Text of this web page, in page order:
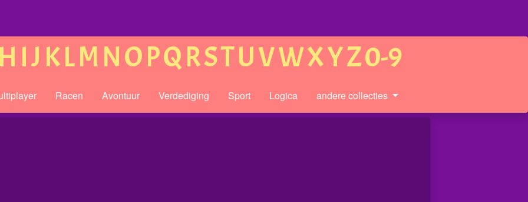
IJ KLMNOPQRSTUVWXYZ0-9
Racen Avontuur Verdediging Sport Logica andere collecties